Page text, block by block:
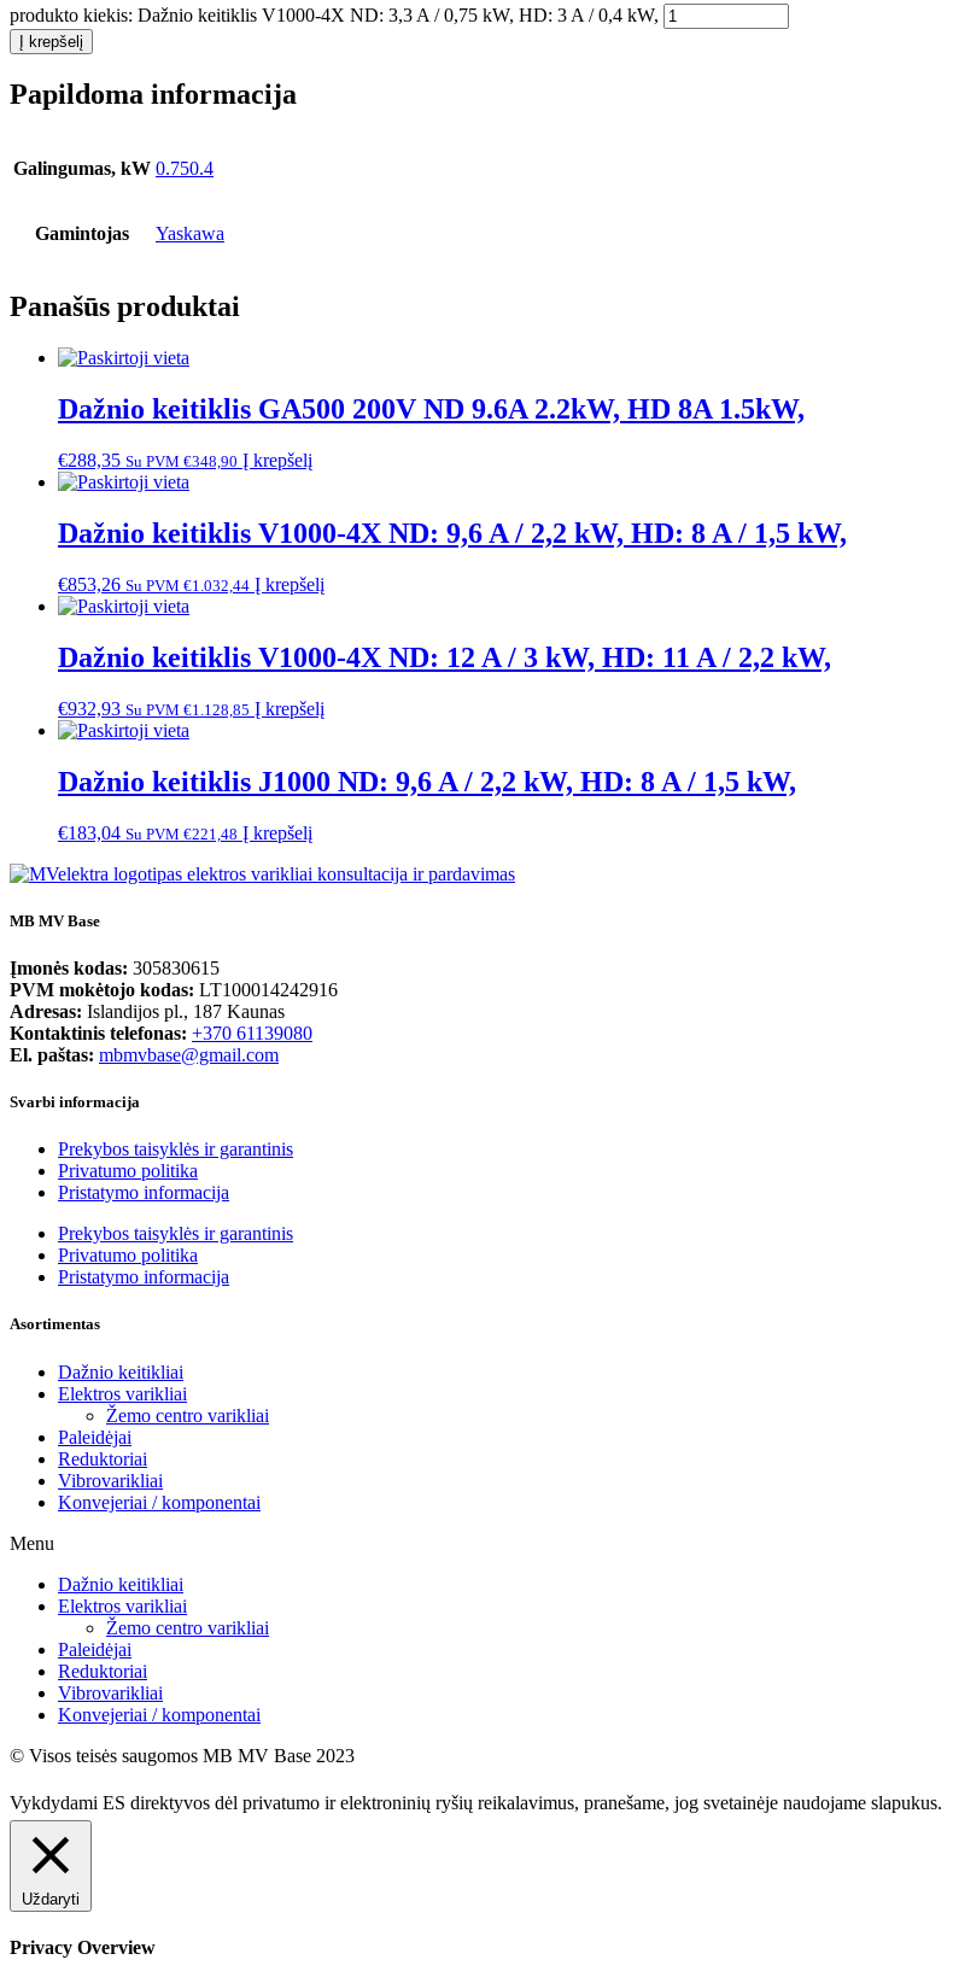
produkto kiekis: Dažnio keitiklis V1000-4X ND: 3,3 A / 0,75 kW, HD: 3 A / 0,4 kW,
Į krepšelį
Papildoma informacija
Galingumas, kW 0.750.4
Gamintojas Yaskawa
Panašūs produktai
Dažnio keitiklis GA500 200V ND 9.6A 2.2kW, HD 8A 1.5kW,
€288,35 Su PVM €348,90 Į krepšelį
Dažnio keitiklis V1000-4X ND: 9,6 A / 2,2 kW, HD: 8 A / 1,5 kW,
€853,26 Su PVM €1.032,44 Į krepšelį
Dažnio keitiklis V1000-4X ND: 12 A / 3 kW, HD: 11 A / 2,2 kW,
€932,93 Su PVM €1.128,85 Į krepšelį
Dažnio keitiklis J1000 ND: 9,6 A / 2,2 kW, HD: 8 A / 1,5 kW,
€183,04 Su PVM €221,48 Į krepšelį
MB MV Base
Įmonės kodas: 305830615
PVM mokėtojo kodas: LT100014242916
Adresas: Islandijos pl., 187 Kaunas
Kontaktinis telefonas: +370 61139080
El. paštas: mbmvbase@gmail.com
Svarbi informacija
Prekybos taisyklės ir garantinis
Privatumo politika
Pristatymo informacija
Prekybos taisyklės ir garantinis
Privatumo politika
Pristatymo informacija
Asortimentas
Dažnio keitikliai
Elektros varikliai
Žemo centro varikliai
Paleidėjai
Reduktoriai
Vibrovarikliai
Konvejeriai / komponentai
Menu
Dažnio keitikliai
Elektros varikliai
Žemo centro varikliai
Paleidėjai
Reduktoriai
Vibrovarikliai
Konvejeriai / komponentai
© Visos teisės saugomos MB MV Base 2023
Vykdydami ES direktyvos dėl privatumo ir elektroninių ryšių reikalavimus, pranešame, jog svetainėje naudojame slapukus.
Uždaryti
Privacy Overview